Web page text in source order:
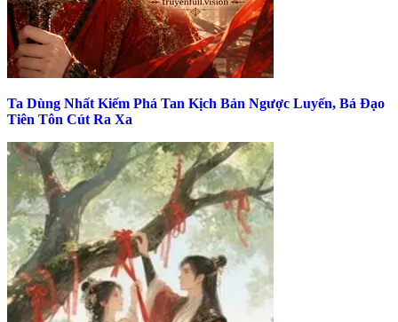
Ta Dùng Nhất Kiếm Phá Tan Kịch Bản Ngược Luyến, Bá Đạo
Tiên Tôn Cút Ra Xa